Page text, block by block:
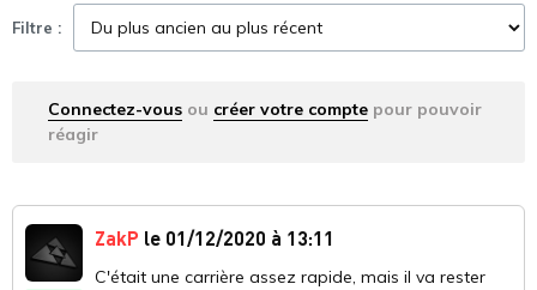
Filtre :
Connectez-vous ou créer votre compte pour pouvoir
réagir
ZakP le 01/12/2020 à 13:11
C'était une carrière assez rapide, mais il va rester